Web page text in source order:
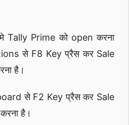
Tally Prime को open करना
से F8 Key प्रैस कर Sale
है।
से F2 Key प्रैस कर Sale
है।